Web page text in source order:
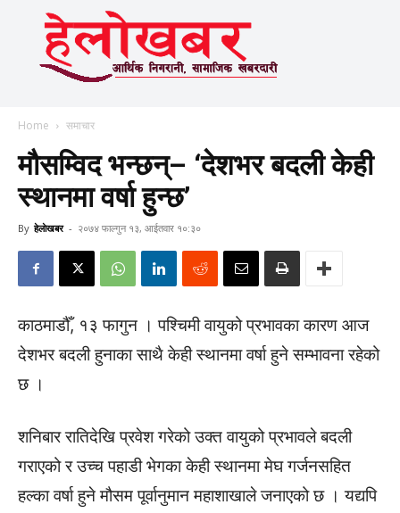
Home समाचार
मौसम्विद भन्छन्– ‘देशभर बदली केही
स्थानमा वर्षा हुन्छ’
By हेलाेखबर - २०७४ फाल्गुन १३, आईतवार १०:३०
काठमाडौँ, १३ फागुन । पश्चिमी वायुको प्रभावका कारण आज
देशभर बदली हुनाका साथै केही स्थानमा वर्षा हुने सम्भावना रहेको
छ ।
शनिबार रातिदेखि प्रवेश गरेको उक्त वायुको प्रभावले बदली
गराएको र उच्च पहाडी भेगका केही स्थानमा मेघ गर्जनसहित
हल्का वर्षा हुने मौसम पूर्वानुमान महाशाखाले जनाएको छ । यद्यपि